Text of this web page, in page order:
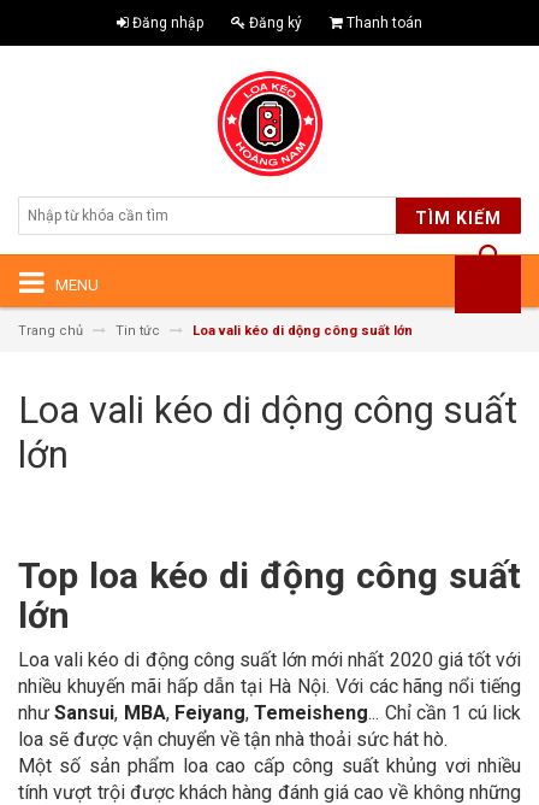
Đăng nhập Đăng ký Thanh toán
TÌM KIẾM
MENU
Trang chủ Tin tức Loa vali kéo di dộng công suất lớn
Loa vali kéo di dộng công suất
lớn
Top loa kéo di động công suất
lớn
Loa vali kéo di động công suất lớn mới nhất 2020 giá tốt với
nhiều khuyến mãi hấp dẫn tại Hà Nội. Với các hãng nổi tiếng
nhưSansui, MBA, Feiyang,Temeisheng... Chỉ cần 1 cú lick
loa sẽ được vận chuyển về tận nhà thoải sức hát hò.
Một số sản phẩm loa cao cấp công suất khủng vơi nhiều
tính vượt trội được khách hàng đánh giá cao về không những